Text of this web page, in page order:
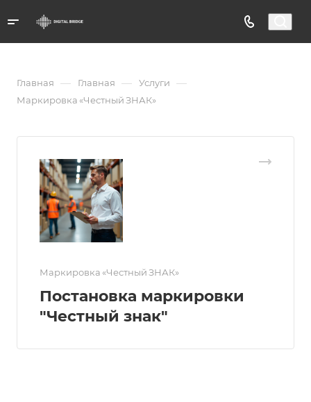
Главная — Главная — Услуги —
Маркировка «Честный ЗНАК»
Маркировка «Честный ЗНАК»
Постановка маркировки
"Честный знак"